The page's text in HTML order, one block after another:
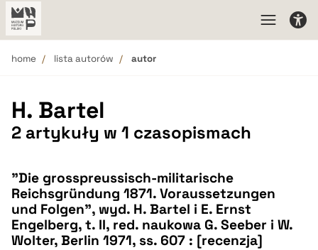
home lista autorów autor
H. Bartel
2 artykuły w 1 czasopismach
"Die grosspreussisch-militarische
Reichsgründung 1871. Voraussetzungen
und Folgen", wyd. H. Bartel i E. Ernst
Engelberg, t. II, red. naukowa G. Seeber i W.
Wolter, Berlin 1971, ss. 607 : [recenzja]